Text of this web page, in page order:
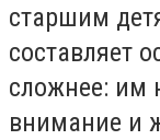
старшим
составляет
сложнее: им
внимание и